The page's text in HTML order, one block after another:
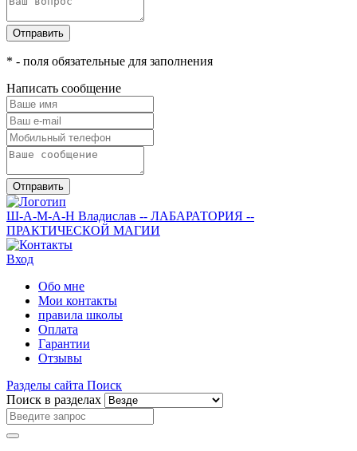
Отправить
* - поля обязательные для заполнения
Написать сообщение
Отправить
Ш-А-М-А-Н Владислав -- ЛАБАРАТОРИЯ --
ПРАКТИЧЕСКОЙ МАГИИ
Вход
Обо мне
Мои контакты
правила школы
Оплата
Гарантии
Отзывы
Разделы сайта Поиск
Поиск в разделах